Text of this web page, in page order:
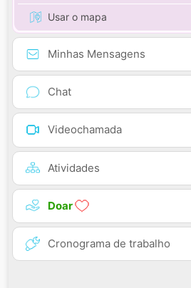
Usar o mapa
Minhas Mensagens
Chat
Videochamada
Atividades
Doar
Cronograma de trabalho